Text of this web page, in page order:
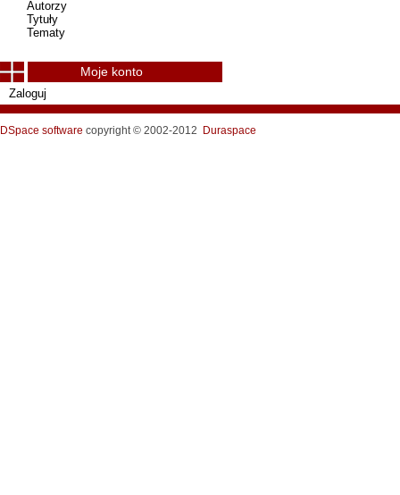
Autorzy
Tytuły
Tematy
Moje konto
Zaloguj
DSpace software copyright © 2002-2012 Duraspace